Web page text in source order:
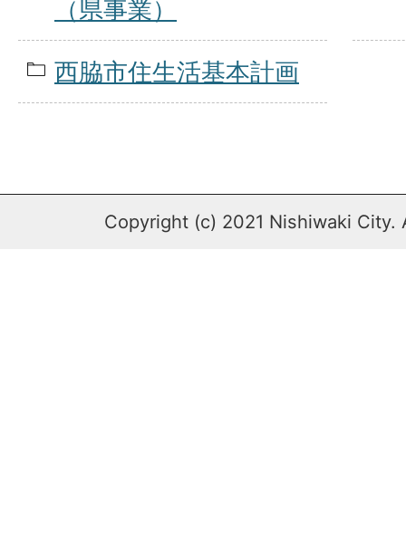
（県事業）
西脇市住生活基本計画
Copyright (c) 2021 Nishiwaki City.